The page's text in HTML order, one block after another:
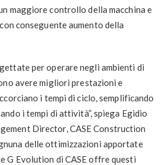
maggiore controllo della macchina e
conseguente aumento della
per operare negli ambienti di
avere migliori prestazioni e
i tempi di ciclo, semplificando
i tempi di attività”, spiega Egidio
Director, CASE Construction
delle ottimizzazioni apportate
G Evolution di CASE offre questi